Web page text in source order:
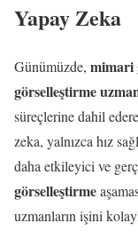
Yapay Zeka
Günümüzde, mimari
görselleştirme
süreçlerine dahil
zeka, yalnızca hız
daha etkileyici ve
görselleştirme
uzmanların işini